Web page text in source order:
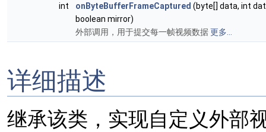
int
onByteBufferFrameCaptured (byte[] data, int
boolean mirror)
外部调用，用于提交每一帧视频数据更多...
详细描述
继承该类，实现自定义外部